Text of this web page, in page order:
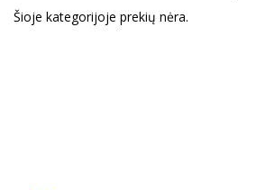
Šioje kategorijoje prekių nėra.